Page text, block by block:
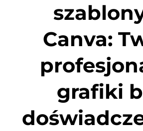
Canva:
grafiki